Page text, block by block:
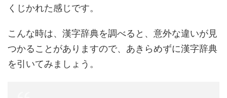
くじかれた感じです。
こんな時は、漢字辞典を調べると、意外な違いが見
つかることがありますので、あきらめずに漢字辞典
を引いてみましょう。